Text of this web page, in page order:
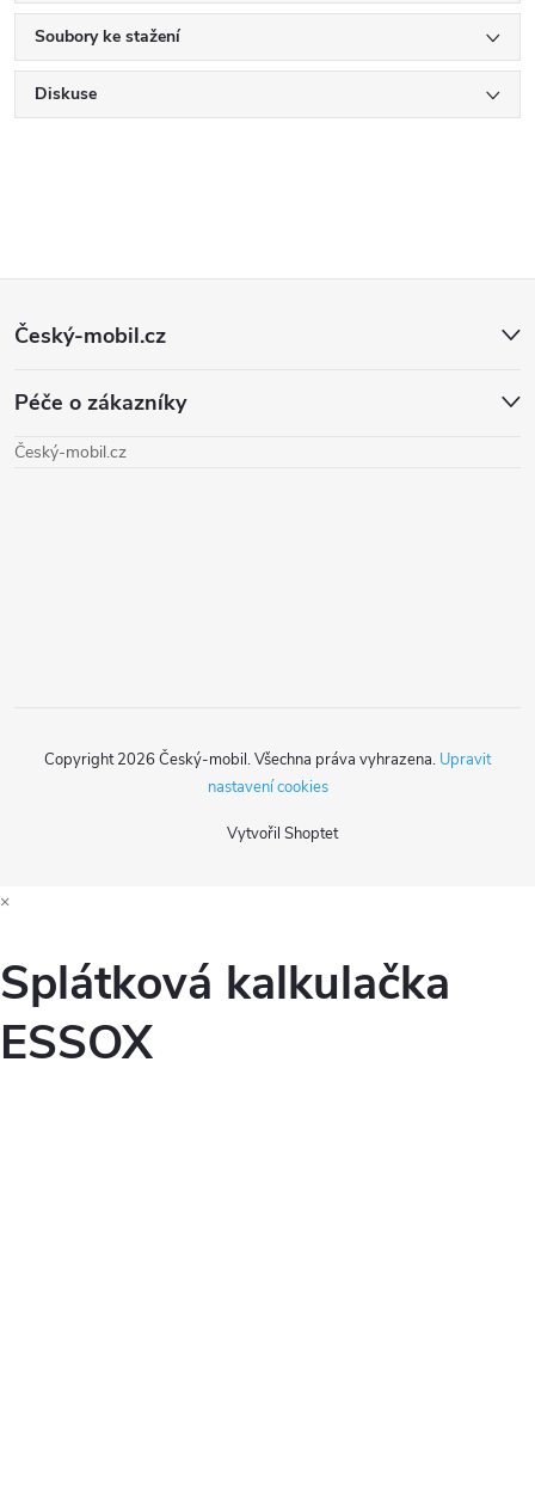
Soubory ke stažení
Diskuse
Z
p
Český-mobil.cz
Péče o zákazníky
Český-mobil.cz
Vytvořil Shoptet
Copyright 2026 Český-mobil. Všechna práva vyhrazena. Upravit
nastavení cookies
×
Splátková kalkulačka
ESSOX